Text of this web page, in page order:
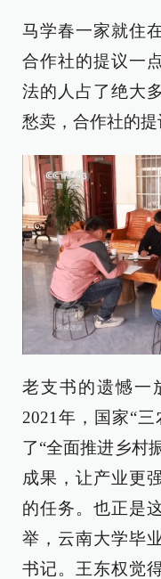
马学春一家就住
合作社的提议一
法的人占了绝大
愁卖，合作社的提
老支书的遗憾一
2021年，国家“
了“全面推进乡村
成果，让产业更
的任务。也正是
举，云南大学毕
书记。王东权觉